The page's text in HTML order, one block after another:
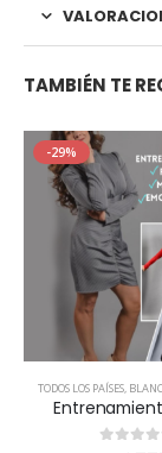
TAMBIÉN TE
-29%
TODOS LOS PAÍSES,